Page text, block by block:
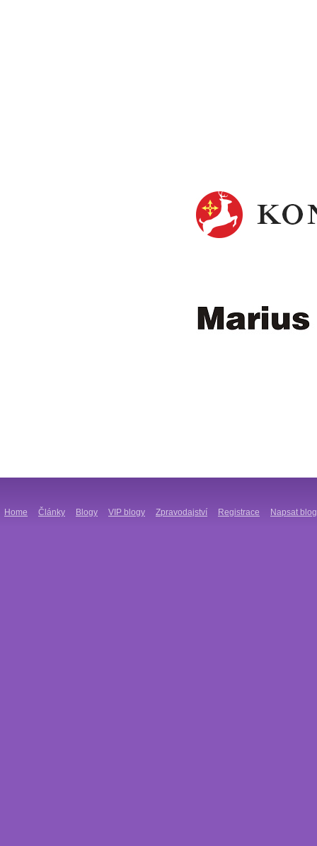
Home Články Blogy VIP blogy Zpravodajství Registrace Napsat blog